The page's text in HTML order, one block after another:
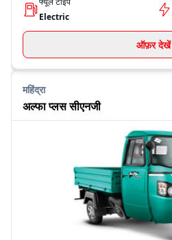
Electric
ऑफ़र देखें
महिंद्रा
अल्फा प्लस सीएनजी